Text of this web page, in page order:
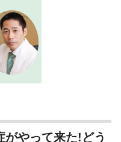
やって来た!どう